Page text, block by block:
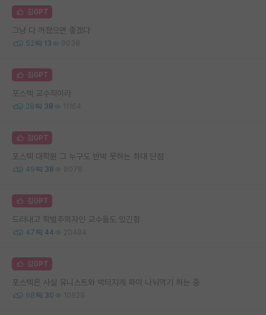
김GPT
그냥 다 꺼졌으면 좋겠다
52 13 9038
김GPT
포스텍 교수직이라
28 38 11164
김GPT
포스텍 대학원 그 누구도 반박 못하는 최대 단점
49 38 8078
김GPT
드러내고 학벌주의자인 교수들도 있긴함
47 44 20484
김GPT
포스텍은 사실 유니스트와 박터지게 파이 나눠먹기 하는 중
68 30 10929